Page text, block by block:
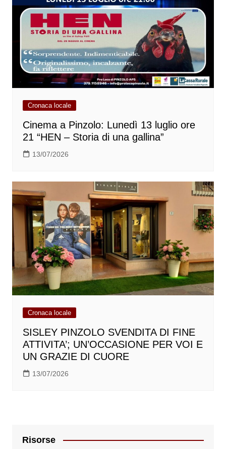
Cronaca locale
Cinema a Pinzolo: Lunedì 13 luglio ore
21 “HEN – Storia di una gallina”
13/07/2026
Cronaca locale
SISLEY PINZOLO SVENDITA DI FINE
ATTIVITA’; UN’OCCASIONE PER VOI E
UN GRAZIE DI CUORE
13/07/2026
Risorse